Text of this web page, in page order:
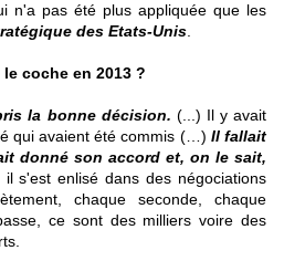
n'a pas été plus appliquée que les
des Etats-Unis
coche en 2013 ?
la bonne décision. (...) Il y avait
qui avaient été commis (…) Il fallait
donné son accord et, on le sait,
il s'est enlisé dans des négociations
chaque seconde, chaque
ce sont des milliers voire des